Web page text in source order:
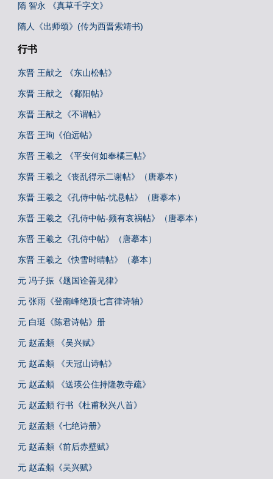
隋 智永 《真草千字文》
隋人《出师颂》(传为西晋索靖书)
行书
东晋 王献之 《东山松帖》
东晋 王献之 《鄱阳帖》
东晋 王献之《不谓帖》
东晋 王珣《伯远帖》
东晋 王羲之 《平安何如奉橘三帖》
东晋 王羲之《丧乱得示二谢帖》（唐摹本）
东晋 王羲之《孔侍中帖-忧悬帖》（唐摹本）
东晋 王羲之《孔侍中帖-频有哀祸帖》（唐摹本）
东晋 王羲之《孔侍中帖》（唐摹本）
东晋 王羲之《快雪时晴帖》（摹本）
元 冯子振《题国诠善见律》
元 张雨《登南峰绝顶七言律诗轴》
元 白珽《陈君诗帖》册
元 赵孟頫 《吴兴赋》
元 赵孟頫 《天冠山诗帖》
元 赵孟頫 《送瑛公住持隆教寺疏》
元 赵孟頫 行书《杜甫秋兴八首》
元 赵孟頫《七绝诗册》
元 赵孟頫《前后赤壁赋》
元 赵孟頫《吴兴赋》